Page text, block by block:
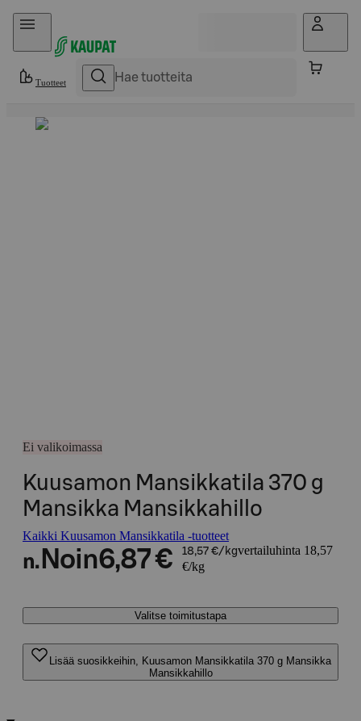
Hyppää sisältöön
Tuotteet
Ei valikoimassa
Kuusamon Mansikkatila 370 g
Mansikka Mansikkahillo
Kaikki Kuusamon Mansikkatila -tuotteet
n. Noin6,87 € 18,57 €/kgvertailuhinta 18,57
€/kg
Valitse toimitustapa
Lisää suosikkeihin, Kuusamon Mansikkatila 370 g Mansikka
Mansikkahillo